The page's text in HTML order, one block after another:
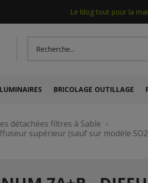
Le blog tout pour la
BRICOLAGE OUTILLAGE
détachées filtres à Sable
supérieur (sauf sur modèle